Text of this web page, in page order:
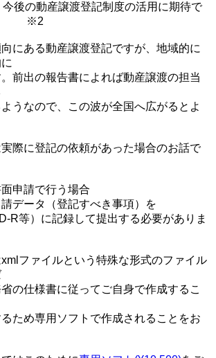
後の動産譲渡登記制度の活用に期待で
※2
にある動産譲渡登記ですが、地域的に
前出の報告書によれば動産譲渡の担当
うなので、この波が全国へ広がるとよ
際に登記の依頼があった場合のお話で
申請で行う場合
データ（登記すべき事項）を
R等）に記録して提出する必要がありま
ファイルという特殊な形式のファイル
の仕様書に従ってご自身で作成するこ
ため専用ソフトで作成されることをお